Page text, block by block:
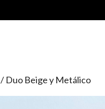
/ Duo Beige y Metálico